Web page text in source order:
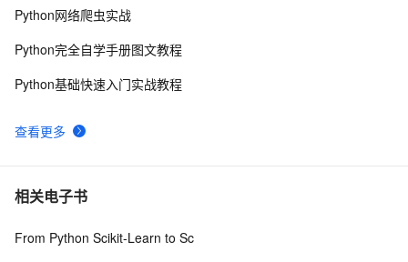
10Python PIL远程命令执行漏洞复现(CVE-2017-8291
查看更多
Python网络爬虫实战
Python完全自学手册图文教程
Python基础快速入门实战教程
相关电子书
From Python Scikit-Learn to Sc